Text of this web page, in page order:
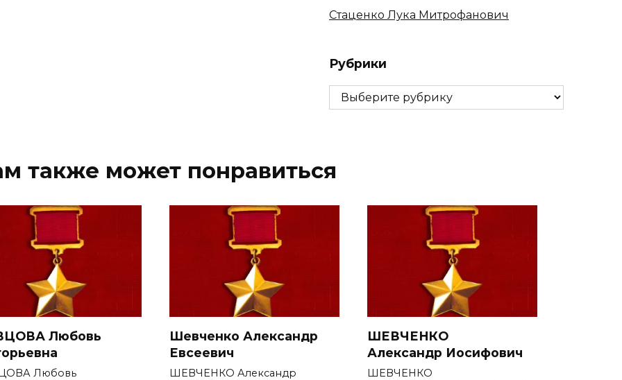
Стаценко Лука Митрофанович
Рубрики
Рубрики
также может понравиться
Любовь
Любовь
Шевченко Александр
Евсеевич
ШЕВЧЕНКО Александр
ШЕВЧЕНКО
Александр Иосифович
ШЕВЧЕНКО